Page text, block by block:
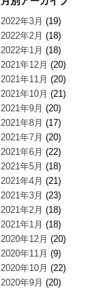
2022年3月 (19)
2022年2月 (18)
2022年1月 (18)
2021年12月 (20)
2021年11月 (20)
2021年10月 (21)
2021年9月 (20)
2021年8月 (17)
2021年7月 (20)
2021年6月 (22)
2021年5月 (18)
2021年4月 (21)
2021年3月 (23)
2021年2月 (18)
2021年1月 (18)
2020年12月 (20)
2020年11月 (9)
2020年10月 (22)
2020年9月 (20)